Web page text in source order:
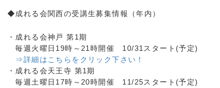
◆成れる会関西の受講生募集情報（年内）
・成れる会神戸 第1期
毎週火曜日19時～21時開催 10/31スタート(予定)
⇒詳細はこちらをクリック下さい！
・成れる会天王寺 第1期
毎週土曜日17時～20時開催 11/25スタート(予定)